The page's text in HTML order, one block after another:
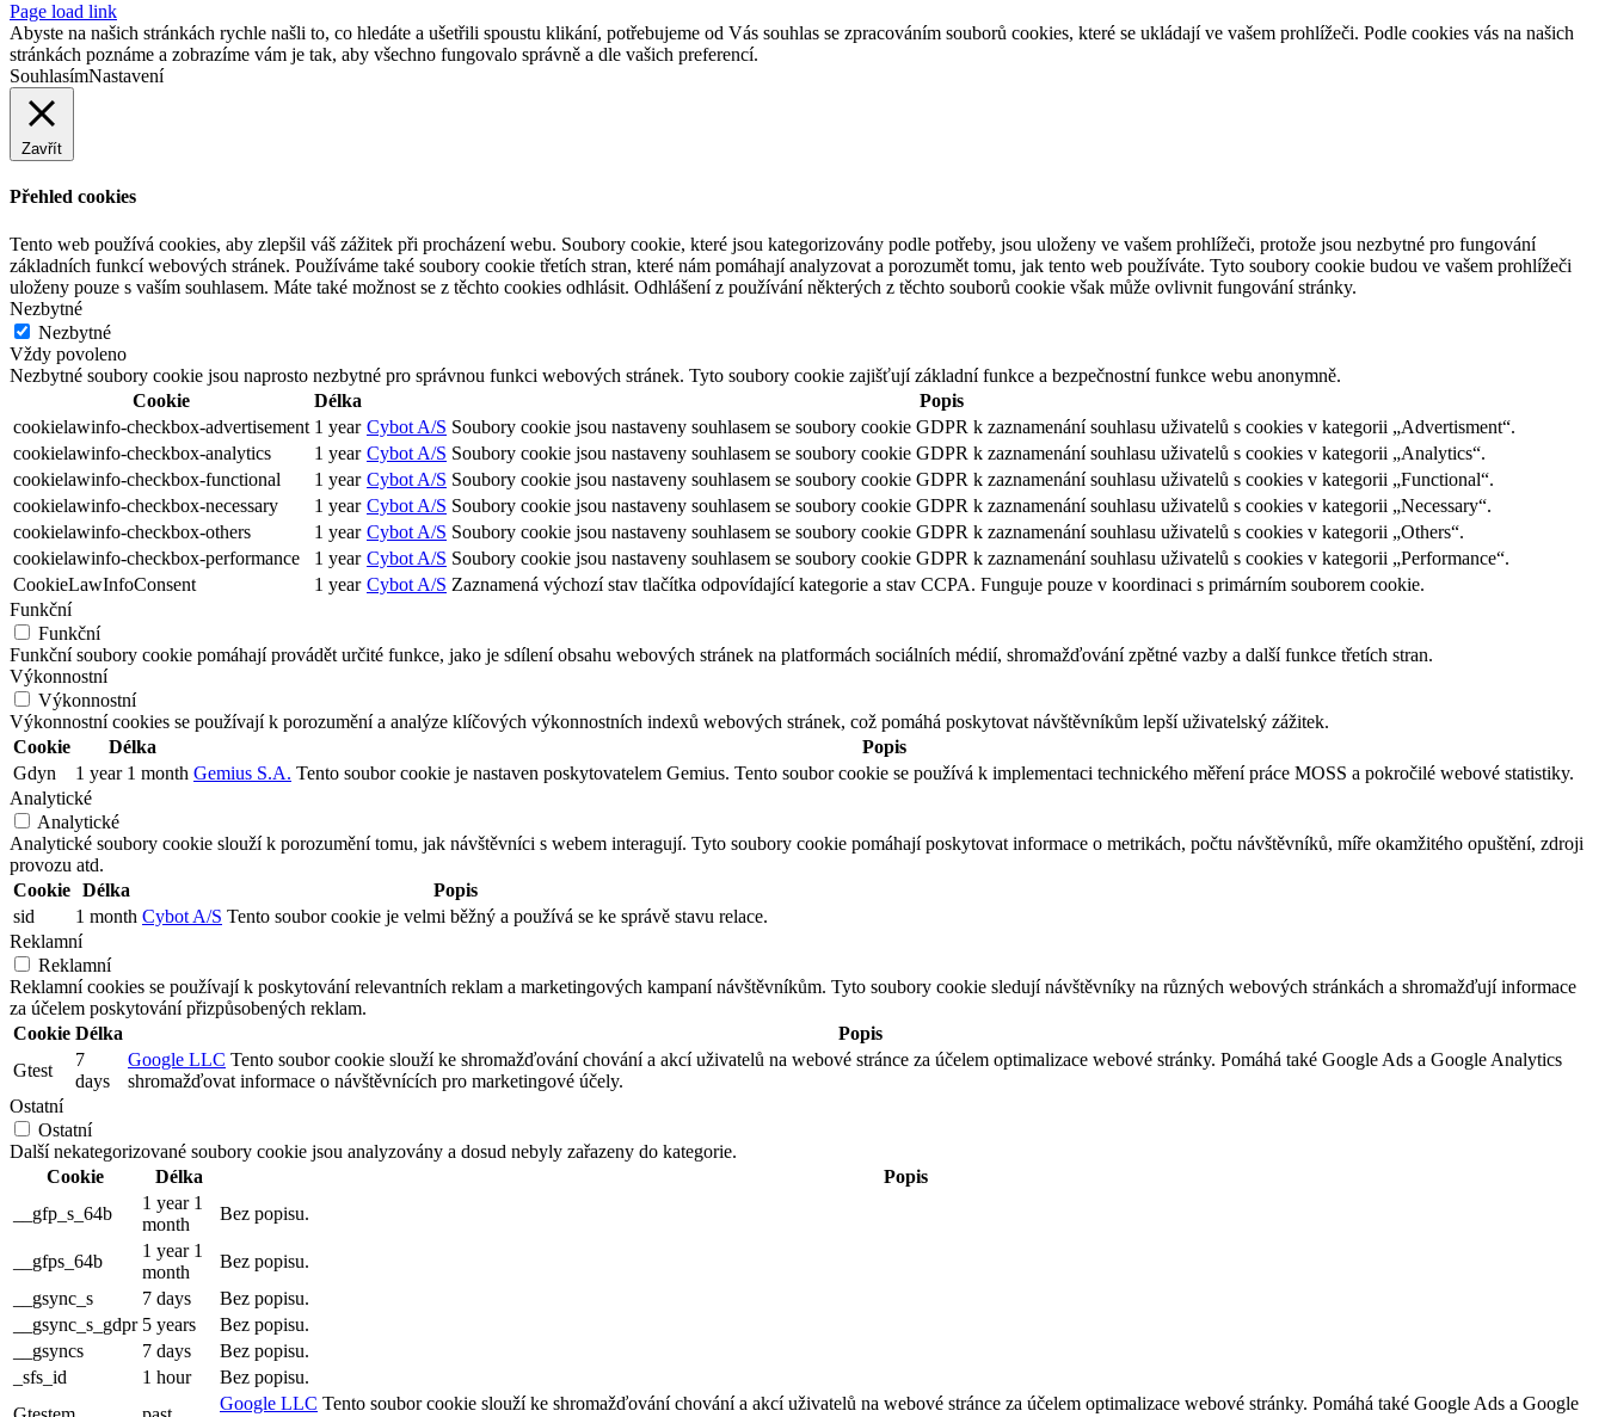
Page load link
Abyste na našich stránkách rychle našli to, co hledáte a ušetřili spoustu klikání, potřebujeme od Vás souhlas se zpracováním souborů cookies, které se ukládají ve vašem prohlížeči. Podle cookies vás na našich
stránkách poznáme a zobrazíme vám je tak, aby všechno fungovalo správně a dle vašich preferencí.
SouhlasímNastavení
Zavřít
Přehled cookies
Tento web používá cookies, aby zlepšil váš zážitek při procházení webu. Soubory cookie, které jsou kategorizovány podle potřeby, jsou uloženy ve vašem prohlížeči, protože jsou nezbytné pro fungování
základních funkcí webových stránek. Používáme také soubory cookie třetích stran, které nám pomáhají analyzovat a porozumět tomu, jak tento web používáte. Tyto soubory cookie budou ve vašem prohlížeči
uloženy pouze s vaším souhlasem. Máte také možnost se z těchto cookies odhlásit. Odhlášení z používání některých z těchto souborů cookie však může ovlivnit fungování stránky.
Nezbytné
Nezbytné
Vždy povoleno
Nezbytné soubory cookie jsou naprosto nezbytné pro správnou funkci webových stránek. Tyto soubory cookie zajišťují základní funkce a bezpečnostní funkce webu anonymně.
Cookie
Délka
Popis
cookielawinfo-checkbox-advertisement 1 year Cybot A/S Soubory cookie jsou nastaveny souhlasem se soubory cookie GDPR k zaznamenání souhlasu uživatelů s cookies v kategorii „Advertisment“.
cookielawinfo-checkbox-analytics
1 year Cybot A/S Soubory cookie jsou nastaveny souhlasem se soubory cookie GDPR k zaznamenání souhlasu uživatelů s cookies v kategorii „Analytics“.
cookielawinfo-checkbox-functional
1 year Cybot A/S Soubory cookie jsou nastaveny souhlasem se soubory cookie GDPR k zaznamenání souhlasu uživatelů s cookies v kategorii „Functional“.
cookielawinfo-checkbox-necessary
1 year Cybot A/S Soubory cookie jsou nastaveny souhlasem se soubory cookie GDPR k zaznamenání souhlasu uživatelů s cookies v kategorii „Necessary“.
cookielawinfo-checkbox-others
1 year Cybot A/S Soubory cookie jsou nastaveny souhlasem se soubory cookie GDPR k zaznamenání souhlasu uživatelů s cookies v kategorii „Others“.
cookielawinfo-checkbox-performance
1 year Cybot A/S Soubory cookie jsou nastaveny souhlasem se soubory cookie GDPR k zaznamenání souhlasu uživatelů s cookies v kategorii „Performance“.
CookieLawInfoConsent
1 year Cybot A/S Zaznamená výchozí stav tlačítka odpovídající kategorie a stav CCPA. Funguje pouze v koordinaci s primárním souborem cookie.
Funkční
Funkční
Funkční soubory cookie pomáhají provádět určité funkce, jako je sdílení obsahu webových stránek na platformách sociálních médií, shromažďování zpětné vazby a další funkce třetích stran.
Výkonnostní
Výkonnostní
Výkonnostní cookies se používají k porozumění a analýze klíčových výkonnostních indexů webových stránek, což pomáhá poskytovat návštěvníkům lepší uživatelský zážitek.
Cookie
Délka
Popis
Gdyn
1 year 1 month Gemius S.A. Tento soubor cookie je nastaven poskytovatelem Gemius. Tento soubor cookie se používá k implementaci technického měření práce MOSS a pokročilé webové statistiky.
Analytické
Analytické
Analytické soubory cookie slouží k porozumění tomu, jak návštěvníci s webem interagují. Tyto soubory cookie pomáhají poskytovat informace o metrikách, počtu návštěvníků, míře okamžitého opuštění, zdroji
provozu atd.
Cookie Délka
Popis
sid
1 month Cybot A/S Tento soubor cookie je velmi běžný a používá se ke správě stavu relace.
Reklamní
Reklamní
Reklamní cookies se používají k poskytování relevantních reklam a marketingových kampaní návštěvníkům. Tyto soubory cookie sledují návštěvníky na různých webových stránkách a shromažďují informace
za účelem poskytování přizpůsobených reklam.
Cookie Délka
Popis
Gtest
7
days
Google LLC Tento soubor cookie slouží ke shromažďování chování a akcí uživatelů na webové stránce za účelem optimalizace webové stránky. Pomáhá také Google Ads a Google Analytics
shromažďovat informace o návštěvnících pro marketingové účely.
Ostatní
Ostatní
Další nekategorizované soubory cookie jsou analyzovány a dosud nebyly zařazeny do kategorie.
Cookie
Délka
Popis
__gfp_s_64b
1 year 1
month
Bez popisu.
__gfps_64b
1 year 1
month
Bez popisu.
__gsync_s
7 days
Bez popisu.
__gsync_s_gdpr 5 years
Bez popisu.
__gsyncs
7 days
Bez popisu.
_sfs_id
1 hour
Bez popisu.
Google LLC Tento soubor cookie slouží ke shromažďování chování a akcí uživatelů na webové stránce za účelem optimalizace webové stránky. Pomáhá také Google Ads a Google